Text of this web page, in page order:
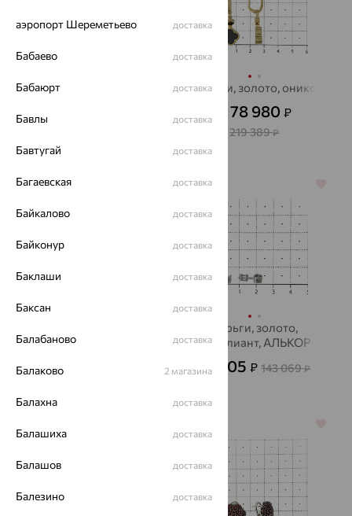
Серьги, золото, топаз,
32 121
Серьги, золото, оникс
78 980₽
219 389₽
64%
полудрагоценных
25 193
64%
Серьги, золото,
бриллиант, АЛЬКОР
51 505₽ 143 069₽
аэропорт Шереметьево доставка
Бабаево доставка
Бабаюрт доставка
Бавлы доставка
Бавтугай доставка
Багаевская доставка
Байкалово доставка
Байконур доставка
Баклаши доставка
Баксан доставка
Балабаново доставка
Балаково 2 магазина
Балахна доставка
Балашиха доставка
Балашов доставка
Балезино доставка